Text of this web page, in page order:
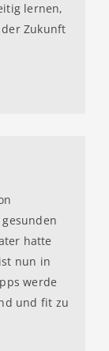
lernen,
Zukunft
hatte
nun in
werde
und fit zu